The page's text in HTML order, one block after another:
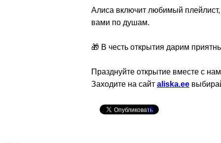
Алиса включит любимый плейлист,
вами по душам.
🎁 В честь открытия дарим
Празднуйте открытие вместе с
Заходите на сайт aliska.ee
0